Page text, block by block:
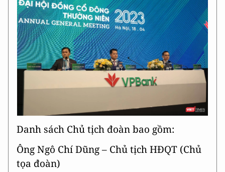
Danh sách Chủ tịch đoàn bao gồm:
Ông Ngô Chí Dũng – Chủ tịch HĐQT (Chủ
tọa đoàn)